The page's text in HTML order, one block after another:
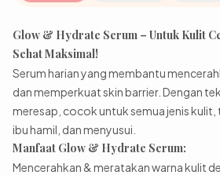
Glow & Hydrate Serum – Untuk Kulit
Sehat Maksimal!
Serum harian yang membantu
dan memperkuat skin barrier. Dengan
meresap, cocok untuk semua jenis kulit,
ibu hamil, dan menyusui.
Manfaat Glow & Hydrate Serum:
Mencerahkan & meratakan warna kulit